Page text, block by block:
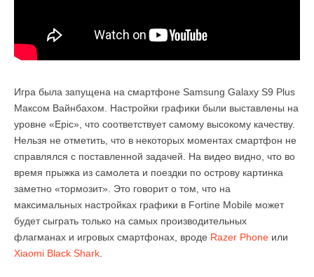
Игра была запущена на смартфоне Samsung Galaxy S9 Plus
Максом Вайнбахом. Настройки графики были выставлены на
уровне «Epic», что соответствует самому высокому качеству.
Нельзя не отметить, что в некоторых моментах смартфон не
справлялся с поставленной задачей. На видео видно, что во
время прыжка из самолета и поездки по острову картинка
заметно «тормозит». Это говорит о том, что на
максимальных настройках графики в Fortine Mobile может
будет сыграть только на самых производительных
флагманах и игровых смартфонах, вроде Razer Phone или
Xiaomi Black Shark